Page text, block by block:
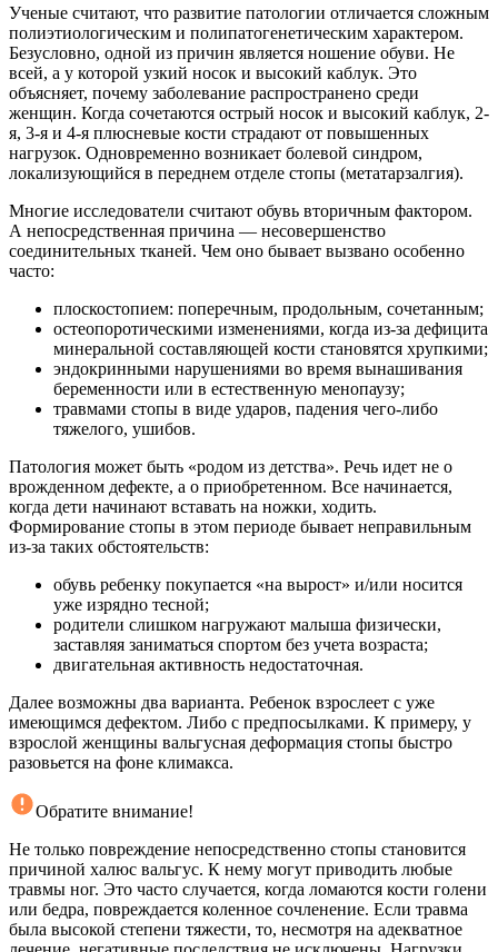
Ученые считают, что развитие патологии отличается сложным
полиэтиологическим и полипатогенетическим характером.
Безусловно, одной из причин является ношение обуви. Не
всей, а у которой узкий носок и высокий каблук. Это
объясняет, почему заболевание распространено среди
женщин. Когда сочетаются острый носок и высокий каблук, 2-
я, 3-я и 4-я плюсневые кости страдают от повышенных
нагрузок. Одновременно возникает болевой синдром,
локализующийся в переднем отделе стопы (метатарзалгия).
Многие исследователи считают обувь вторичным фактором.
А непосредственная причина — несовершенство
соединительных тканей. Чем оно бывает вызвано особенно
часто:
плоскостопием: поперечным, продольным, сочетанным;
остеопоротическими изменениями, когда из-за дефицита
минеральной составляющей кости становятся хрупкими;
эндокринными нарушениями во время вынашивания
беременности или в естественную менопаузу;
травмами стопы в виде ударов, падения чего-либо
тяжелого, ушибов.
Патология может быть «родом из детства». Речь идет не о
врожденном дефекте, а о приобретенном. Все начинается,
когда дети начинают вставать на ножки, ходить.
Формирование стопы в этом периоде бывает неправильным
из-за таких обстоятельств:
обувь ребенку покупается «на вырост» и/или носится
уже изрядно тесной;
родители слишком нагружают малыша физически,
заставляя заниматься спортом без учета возраста;
двигательная активность недостаточная.
Далее возможны два варианта. Ребенок взрослеет с уже
имеющимся дефектом. Либо с предпосылками. К примеру, у
взрослой женщины вальгусная деформация стопы быстро
разовьется на фоне климакса.
Обратите внимание!
Не только повреждение непосредственно стопы становится
причиной халюс вальгус. К нему могут приводить любые
травмы ног. Это часто случается, когда ломаются кости голени
или бедра, повреждается коленное сочленение. Если травма
была высокой степени тяжести, то, несмотря на адекватное